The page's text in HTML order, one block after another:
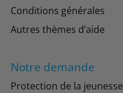
Conditions générales
Autres thèmes d’aide
Notre demande
Protection de la jeunesse